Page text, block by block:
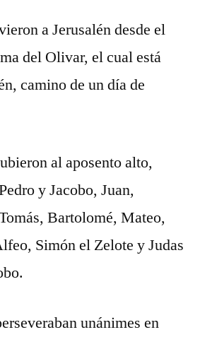
a Jerusalén desde el
del Olivar, el cual está
camino de un día de
al aposento alto,
y Jacobo, Juan,
Bartolomé, Mateo,
Simón el Zelote y Judas
unánimes en